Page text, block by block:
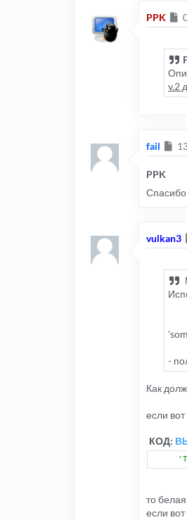
PPK
v.2
fail
PPK
vulkan3
-
Как
если вот
КОД:
то
если вот